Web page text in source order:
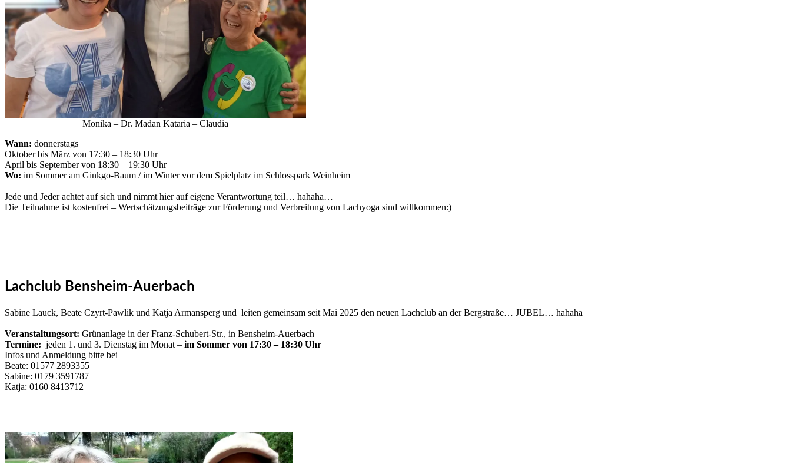
Monika – Dr. Madan Kataria – Claudia
Wann: donnerstags
Oktober bis März von 17:30 – 18:30 Uhr
April bis September von 18:30 – 19:30 Uhr
Wo: im Sommer am Ginkgo-Baum / im Winter vor dem Spielplatz im Schlosspark Weinheim
Jede und Jeder achtet auf sich und nimmt hier auf eigene Verantwortung teil… hahaha…
Die Teilnahme ist kostenfrei – Wertschätzungsbeiträge zur Förderung und Verbreitung von Lachyoga sind willkommen:)
Lachclub Bensheim-Auerbach
Sabine Lauck, Beate Czyrt-Pawlik und Katja Armansperg und leiten gemeinsam seit Mai 2025 den neuen Lachclub an der Bergstraße… JUBEL… hahaha
Veranstaltungsort: Grünanlage in der Franz-Schubert-Str., in Bensheim-Auerbach
Termine: jeden 1. und 3. Dienstag im Monat – im Sommer von 17:30 – 18:30 Uhr
Infos und Anmeldung bitte bei
Beate: 01577 2893355
Sabine: 0179 3591787
Katja: 0160 8413712